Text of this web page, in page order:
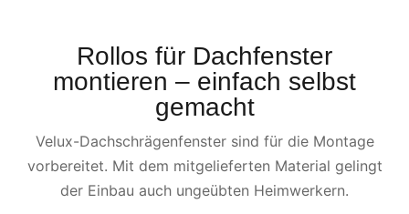
Rollos für Dachfenster
montieren – einfach selbst
gemacht
Velux-Dachschrägenfenster sind für die Montage
vorbereitet. Mit dem mitgelieferten Material gelingt
der Einbau auch ungeübten Heimwerkern.